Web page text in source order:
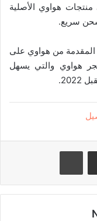
منتجات هواوي الأصلية
من هواوي على
هواوي والتي يسهل